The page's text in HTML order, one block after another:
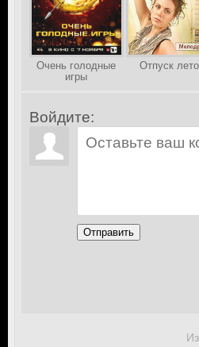
Очень голодные
игры
Отпуск
Войдите:
Отправить